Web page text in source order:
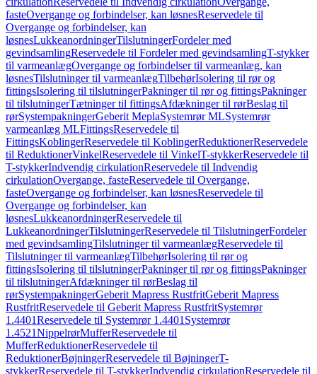
fasteOvergange og forbindelser, kan løsnesReservedele til
Overgange og forbindelser, kan
løsnesLukkeanordningerTilslutningerFordeler med
gevindsamlingReservedele til Fordeler med gevindsamlingT-stykker
til varmeanlægOvergange og forbindelser til varmeanlæg, kan
løsnesTilslutninger til varmeanlægTilbehørIsolering til rør og
fittingsIsolering til tilslutningerPakninger til rør og fittingsPakninger
til tilslutningerTætninger til fittingsAfdækninger til rørBeslag til
rørSystempakningerGeberit MeplaSystemrør MLSystemrør
varmeanlæg MLFittingsReservedele til
FittingsKoblingerReservedele til KoblingerReduktionerReservedele
til ReduktionerVinkelReservedele til VinkelT-stykkerReservedele til
T-stykkerIndvendig cirkulationReservedele til Indvendig
cirkulationOvergange, fasteReservedele til Overgange,
fasteOvergange og forbindelser, kan løsnesReservedele til
Overgange og forbindelser, kan
løsnesLukkeanordningerReservedele til
LukkeanordningerTilslutningerReservedele til TilslutningerFordeler
med gevindsamlingTilslutninger til varmeanlægReservedele til
Tilslutninger til varmeanlægTilbehørIsolering til rør og
fittingsIsolering til tilslutningerPakninger til rør og fittingsPakninger
til tilslutningerAfdækninger til rørBeslag til
rørSystempakningerGeberit Mapress RustfritGeberit Mapress
RustfritReservedele til Geberit Mapress RustfritSystemrør
1.4401Reservedele til Systemrør 1.4401 Systemrør
1.4521NippelrørMufferReservedele til
MufferReduktionerReservedele til
ReduktionerBøjningerReservedele til BøjningerT-
stykkerReservedele til T-stykkerIndvendig cirkulationReservedele til